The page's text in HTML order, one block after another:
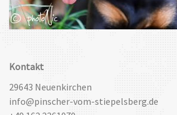
Kontakt
29643 Neuenkirchen
info@pinscher-vom-stiepelsberg.de